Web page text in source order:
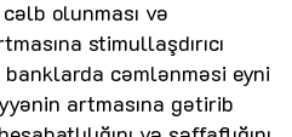
olunması və
stimullaşdırıcı
cəmlənməsi eyni
artmasına gətirib